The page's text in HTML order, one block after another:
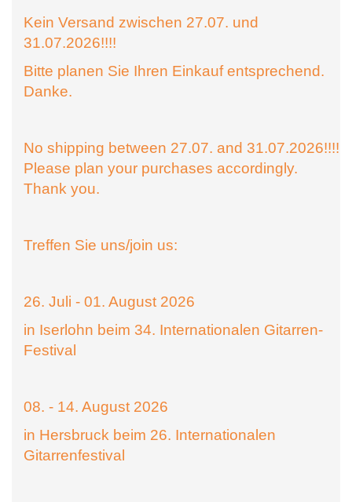
Kein Versand zwischen 27.07. und
31.07.2026!!!!
Bitte planen Sie Ihren Einkauf entsprechend.
Danke.
No shipping between 27.07. and 31.07.2026!!!!
Please plan your purchases accordingly.
Thank you.
Treffen Sie uns/join us:
26. Juli - 01. August 2026
in Iserlohn beim 34. Internationalen Gitarren-
Festival
08. - 14. August 2026
in Hersbruck beim 26. Internationalen
Gitarrenfestival